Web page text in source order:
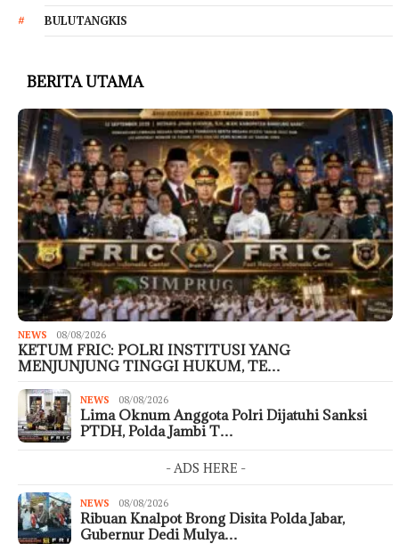
BULUTANGKIS
BERITA UTAMA
NEWS 08/08/2026
KETUM FRIC: POLRI INSTITUSI YANG
MENJUNJUNG TINGGI HUKUM, TE…
NEWS 08/08/2026
Lima Oknum Anggota Polri Dijatuhi Sanksi
PTDH, Polda Jambi T…
- ADS HERE -
NEWS 08/08/2026
Ribuan Knalpot Brong Disita Polda Jabar,
Gubernur Dedi Mulya…